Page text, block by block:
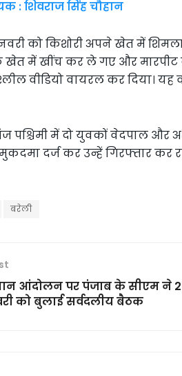
: शिवराज सिंह चौहान
को किशोरी अपने खेत में
खेत में खींच कर ले गए और
वीडियो वायरल कर दिया। यह
पश्चिमी में दो युवकों वेदपाल और
दर्ज कर उन्हें गिरफ्तार कर
बरेली
आंदोलन पर पंजाब के सीएम ने 2
को बुलाई सर्वदलीय बैठक